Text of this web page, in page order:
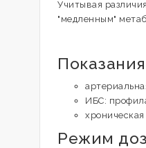
Учитывая
"медленным"
ИБС:
Режим